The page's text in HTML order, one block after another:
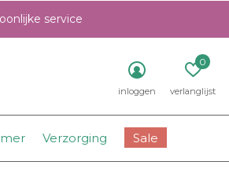
Verzorging Sale
inloggen verlanglijst
0
service